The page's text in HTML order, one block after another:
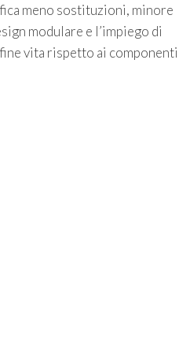
meno sostituzioni, minore
modulare e l’impiego di
vita rispetto ai componenti